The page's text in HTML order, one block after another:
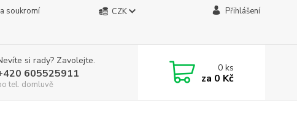
soukromí
CZK Přihlášení
si rady? Zavolejte.
605525911
tel. domluvě
0ks
za 0 Kč